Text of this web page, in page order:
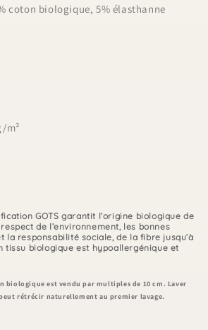
coton biologique, 5% élasthanne
m²
GOTS garantit l’origine biologique de
de l’environnement, les bonnes
la responsabilité sociale, de la fibre jusqu’à
tissu biologique est hypoallergénique et
biologique est vendu par multiples de 10 cm. Laver
rétrécir naturellement au premier lavage.